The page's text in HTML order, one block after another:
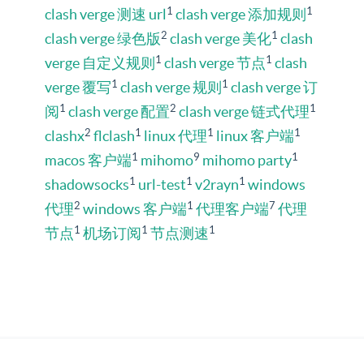
clash verge 测速 url 1 clash verge 添加规则 1
clash verge 绿色版2 clash verge 美化1 clash
verge 自定义规则 1 clash verge 节点1 clash
verge 覆写1 clash verge 规则 1 clash verge 订
阅1 clash verge 配置2 clash verge 链式代理1
clashx2 flclash1 linux 代理1 linux 客户端1
macos 客户端1 mihomo9 mihomo party1
shadowsocks1 url-test1 v2rayn1 windows
代理2 windows 客户端1 代理客户端7 代理
节点1 机场订阅1 节点测速1